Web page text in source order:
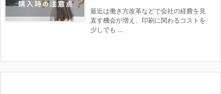
最近は働き方改革などで会社の経費を見
直す機会が増え、印刷に関わるコストを
少しでも ...